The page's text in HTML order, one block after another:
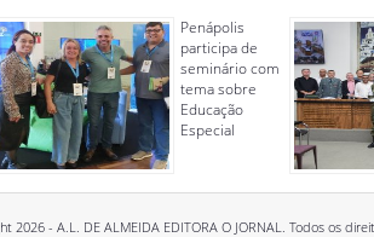
Penápolis
participa de
seminário com
tema sobre
Educação
Especial
2026 - A.L. DE ALMEIDA EDITORA O JORNAL. Todos os